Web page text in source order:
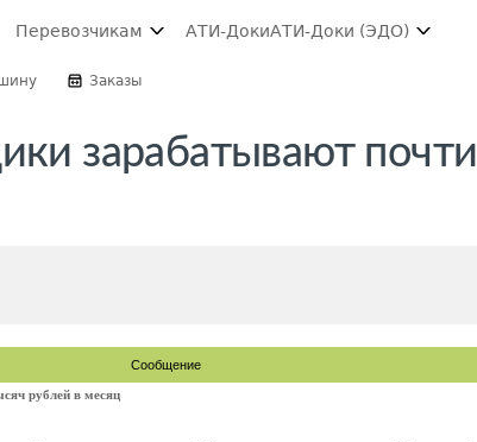
Перевозчикам АТИ-ДокиАТИ-Доки (ЭДО)
Заказы
зарабатывают почти
Сообщение
рублей в месяц